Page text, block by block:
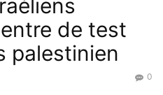
de test
palestinien
0